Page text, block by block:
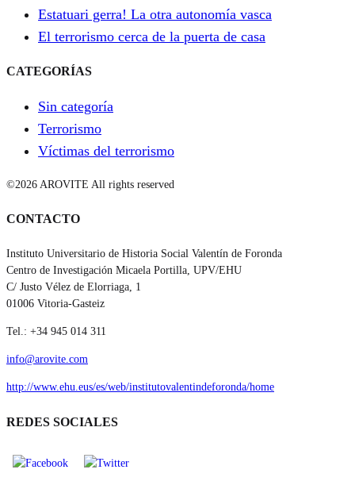
Estatuari gerra! La otra autonomía vasca
El terrorismo cerca de la puerta de casa
CATEGORÍAS
Sin categoría
Terrorismo
Víctimas del terrorismo
©2026 AROVITE All rights reserved
CONTACTO
Instituto Universitario de Historia Social Valentín de Foronda
Centro de Investigación Micaela Portilla, UPV/EHU
C/ Justo Vélez de Elorriaga, 1
01006 Vitoria-Gasteiz
Tel.: +34 945 014 311
info@arovite.com
http://www.ehu.eus/es/web/institutovalentindeforonda/home
REDES SOCIALES